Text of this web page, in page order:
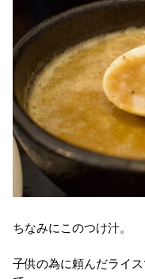
ちなみにこのつけ汁。
子供の為に頼んだライ